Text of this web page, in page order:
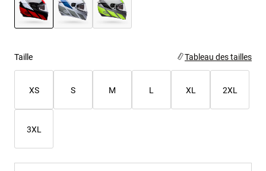
Taille Tableau des tailles
XS S M L XL 2XL
3XL